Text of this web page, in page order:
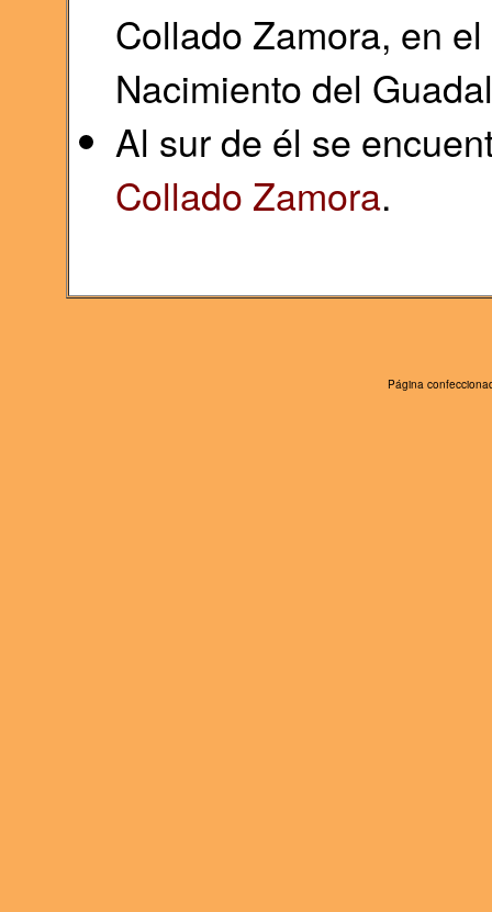
Collado Zamora, en
Nacimiento del
Al sur de él se
Collado Zamora.
Página